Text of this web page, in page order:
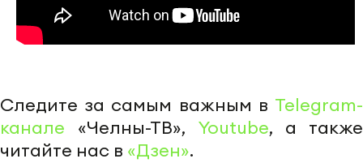
Следите за самым важным в Telegram-
канале «Челны-ТВ», Youtube, а также
читайте нас в «Дзен».